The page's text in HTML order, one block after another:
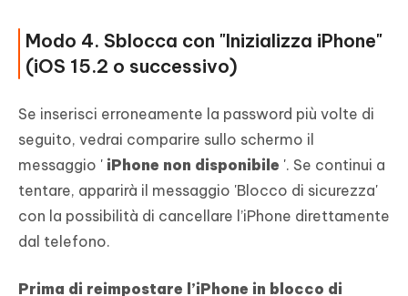
Modo 4. Sblocca con "Inizializza iPhone"
(iOS 15.2 o successivo)
Se inserisci erroneamente la password più volte di
seguito, vedrai comparire sullo schermo il
messaggio ' iPhone non disponibile '. Se continui a
tentare, apparirà il messaggio 'Blocco di sicurezza'
con la possibilità di cancellare l’iPhone direttamente
dal telefono.
Prima di reimpostare l’iPhone in blocco di